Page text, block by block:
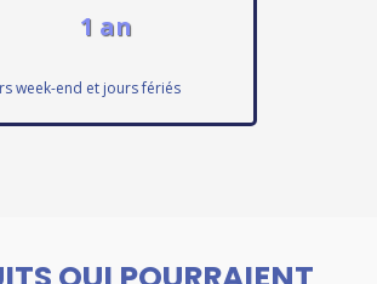
1 an
week-end et jours fériés